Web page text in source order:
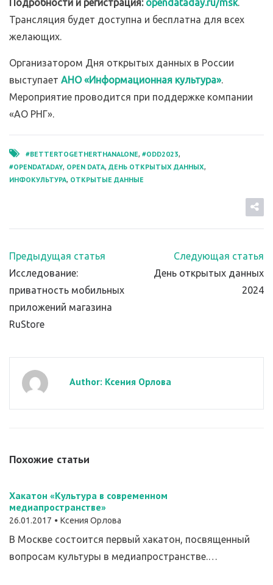
Подробности и регистрация: opendataday.ru/msk.
Трансляция будет доступна и бесплатна для всех
желающих.
Организатором Дня открытых данных в России
выступает АНО «Информационная культура».
Мероприятие проводится при поддержке компании
«АО РНГ».
#BETTERTOGETHERTHANALONE, #ODD2023,
#OPENDATADAY, OPEN DATA, ДЕНЬ ОТКРЫТЫХ ДАННЫХ,
ИНФОКУЛЬТУРА, ОТКРЫТЫЕ ДАННЫЕ
Предыдущая статья
Исследование:
приватность мобильных
приложений магазина
RuStore
Следующая статья
День открытых данных
2024
Author: Ксения Орлова
Похожие статьи
Хакатон «Культура в современном
медиапространстве»
26.01.2017 Ксения Орлова
В Москве состоится первый хакатон, посвященный
вопросам культуры в медиапространстве.…